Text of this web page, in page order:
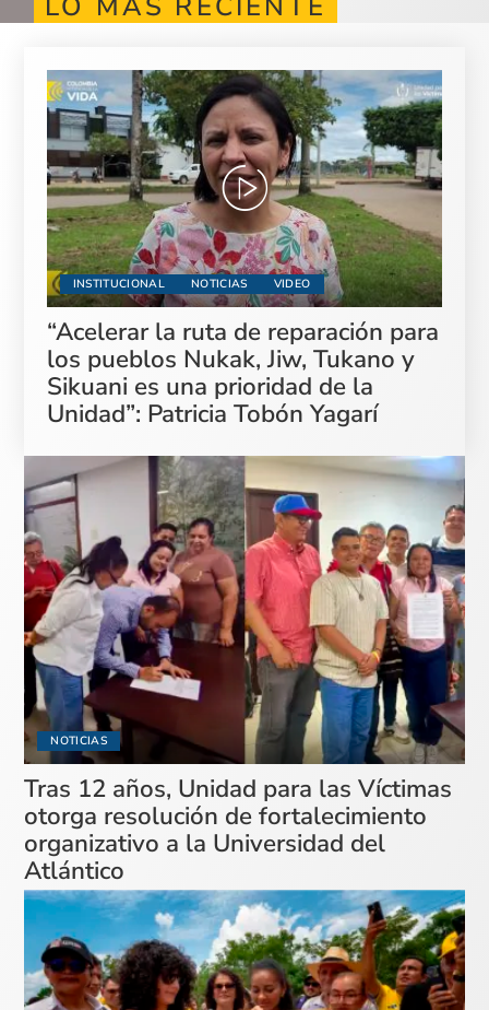
INSTITUCIONAL NOTICIAS VIDEO
“Acelerar la ruta de reparación para
los pueblos Nukak, Jiw, Tukano y
Sikuani es una prioridad de la
Unidad”: Patricia Tobón Yagarí
NOTICIAS
Tras 12 años, Unidad para las Víctimas
otorga resolución de fortalecimiento
organizativo a la Universidad del
Atlántico